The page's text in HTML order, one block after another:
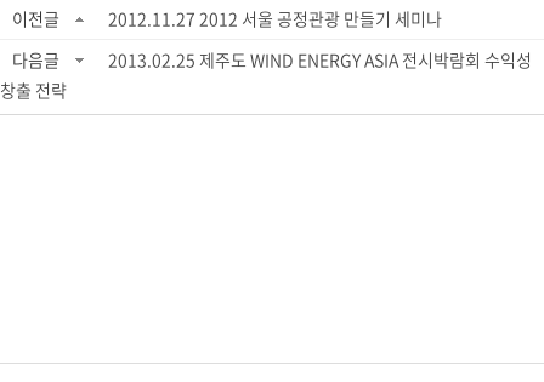
이전글
2012.11.27 2012 서울 공정관광 만들기 세미나
다음글
2013.02.25 제주도 WIND ENERGY ASIA 전시박람회 수익성
창출 전략